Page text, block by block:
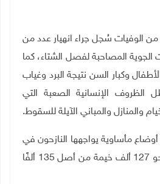
من الوفيات سُجل جراء انهيار عدد من
الجوية المصاحبة لفصل الشتاء، كما
وكبار السن نتيجة البرد وغياب
الظروف الإنسانية الصعبة التي
والمنازل والمباني الآيلة للسقوط.
مأساوية يواجهها النازحون في
القطاع، حيث أصبحت نحو 127 ألف خيمة من أصل 135 ألفًا